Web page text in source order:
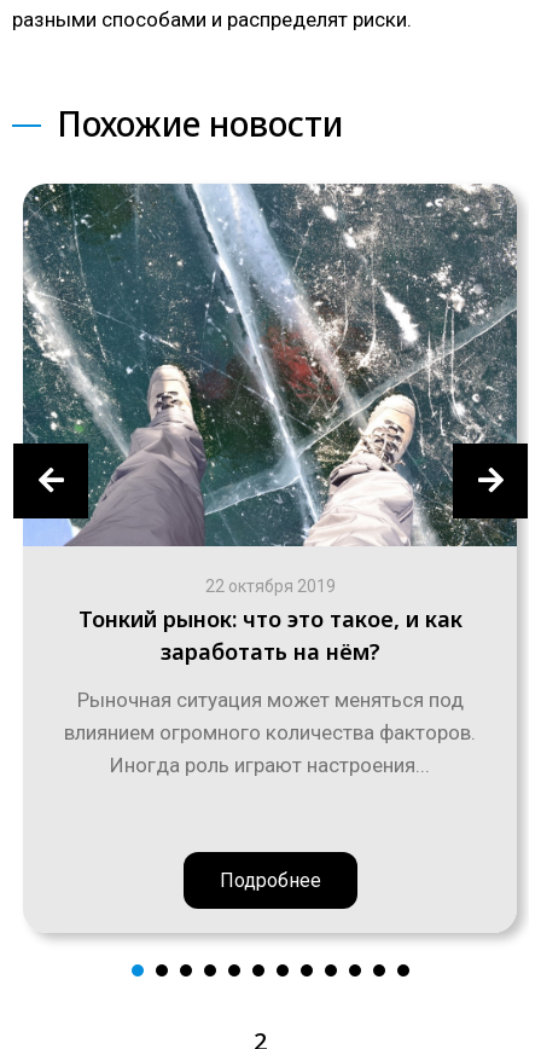
разными способами и распределят риски.
Похожие новости
22 октября 2019
Тонкий рынок: что это такое, и как
заработать на нём?
Рыночная ситуация может меняться под
влиянием огромного количества факторов.
Иногда роль играют настроения...
Подробнее
2